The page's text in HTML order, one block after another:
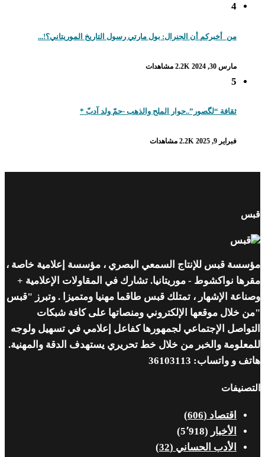
4
من_أخبركم أن الجنرال: بول مارتي رسول التاريخ الموريتاني؟!...
مارس 30, 2024 2.2K مشاهدات
5
ثقافة “لگصور”..حوار الملح والذهب -حمّ ولد آدبّ *
فبراير 9, 2025 2.2K مشاهدات
قبس
مؤسسة قبس للإنتاج السمعي البصري ، مؤسسة إعلامية خاصة ،
مقرها نواكشوط - موريتانيا. تشارك في المقاولات الإعلامية +
وصناعة الإشهار ، تمتلك قبس طاقما مهنيا ومتميزا . وتبرز "قبس
"من خلال موقعها الإلكتروني ومنصاتها على كافة شبكات
التواصل الإجتماعي لجمهورها كفاعل إعلامي في تسهيل ولوجه
للمعلومة والخبر من خلال خط تحريري يستهدف الدقة والمهنية.
هاتف و واتساب: 36103113
التصنيفات
اقتصاد (606)
الأخبار (5٬918)
الأدب الحساني (32)